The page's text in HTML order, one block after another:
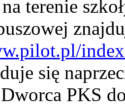
terenie
się
PKS